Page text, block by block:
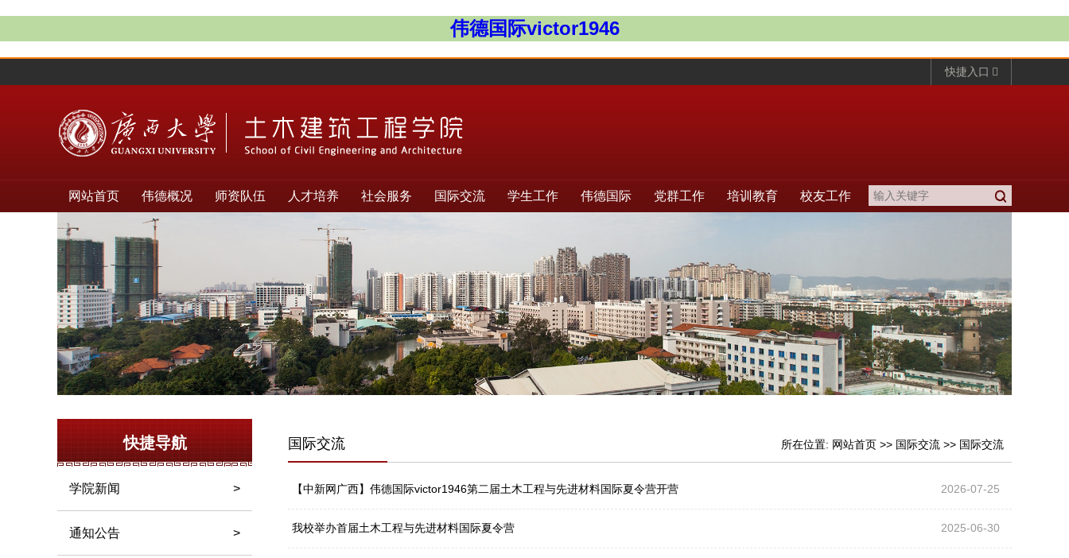
伟德国际victor1946
快捷入口
网站首页 伟德概况 师资队伍 人才培养 社会服务 国际交流 学生工作 伟德国际 党群工作 培训教育 校友工作
快捷导航
学院新闻 >
通知公告 >
国际交流 所在位置: 网站首页 >> 国际交流 >> 国际交流
【中新网广西】伟德国际victor1946第二届土木工程与先进材料国际夏令营开营 2026-07-25
我校举办首届土木工程与先进材料国际夏令营 2025-06-30